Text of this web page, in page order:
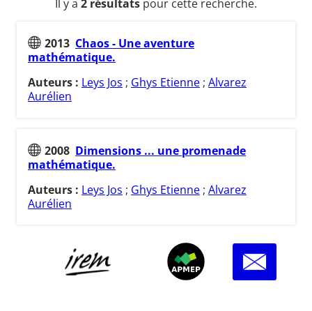
Il y a 2 résultats pour cette recherche.
2013 Chaos - Une aventure
mathématique.
Auteurs : Leys Jos ; Ghys Etienne ; Alvarez
Aurélien
2008 Dimensions ... une promenade
mathématique.
Auteurs : Leys Jos ; Ghys Etienne ; Alvarez
Aurélien